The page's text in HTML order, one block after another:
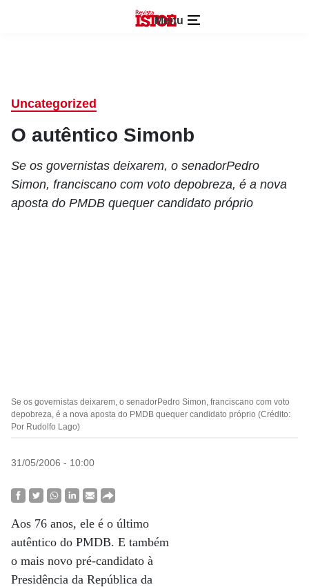
Menu
Uncategorized
O autêntico Simonb
Se os governistas deixarem, o senadorPedro
Simon, franciscano com voto depobreza, é a nova
aposta do PMDB quequer candidato próprio
Se os governistas deixarem, o senadorPedro Simon, franciscano com voto
depobreza, é a nova aposta do PMDB quequer candidato próprio (Crédito:
Por Rudolfo Lago)
31/05/2006 - 10:00
Aos 76 anos, ele é o último
autêntico do PMDB. E também
o mais novo pré-candidato à
Presidência da República da